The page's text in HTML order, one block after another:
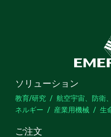
ソリューション
教育/研究 航空宇宙、防衛
ネルギー
産業用機械 生
ご注文